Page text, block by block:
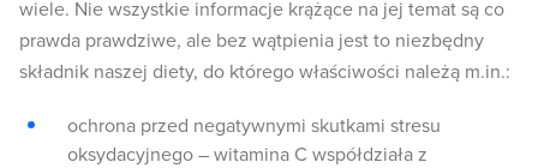
wiele. Nie wszystkie informacje krążące na jej temat są co
prawda prawdziwe, ale bez wątpienia jest to niezbędny
składnik naszej diety, do którego właściwości należą m.in.:
ochrona przed negatywnymi skutkami stresu
oksydacyjnego – witamina C współdziała z